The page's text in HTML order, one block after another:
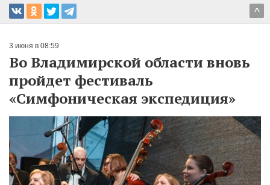
^
3 июня в 08:59
Во Владимирской области вновь
пройдет фестиваль
«Симфоническая экспедиция»